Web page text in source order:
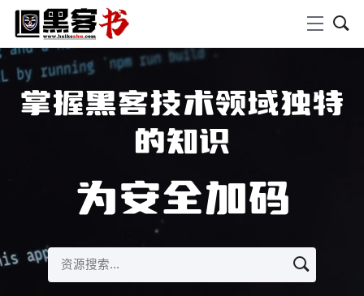
掌握黑客技术领域独特
的知识
为安全加码